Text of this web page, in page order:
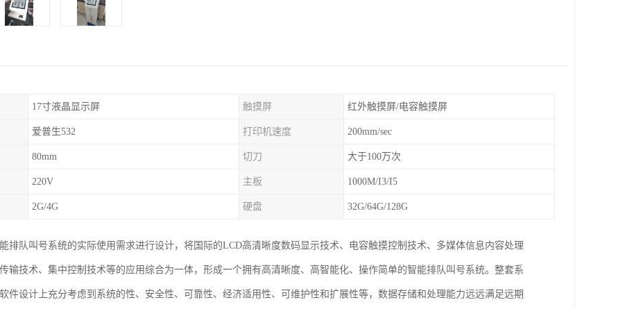
17寸液晶显示屏 触摸屏 红外触摸屏/电容触摸屏
爱普生532 打印机速度 200mm/sec
80mm 切刀 大于100万次
220V 主板 1000M/I3/I5
2G/4G 硬盘 32G/64G/128G
排队叫号系统的实际使用需求进行设计，将国际的LCD高清晰度数码显示技术、电容触摸控制技术、多媒体信息内容处理
输技术、集中控制技术等的应用综合为一体，形成一个拥有高清晰度、高智能化、操作简单的智能排队叫号系统。整套系
件设计上充分考虑到系统的性、安全性、可靠性、经济适用性、可维护性和扩展性等，数据存储和处理能力远远满足远期